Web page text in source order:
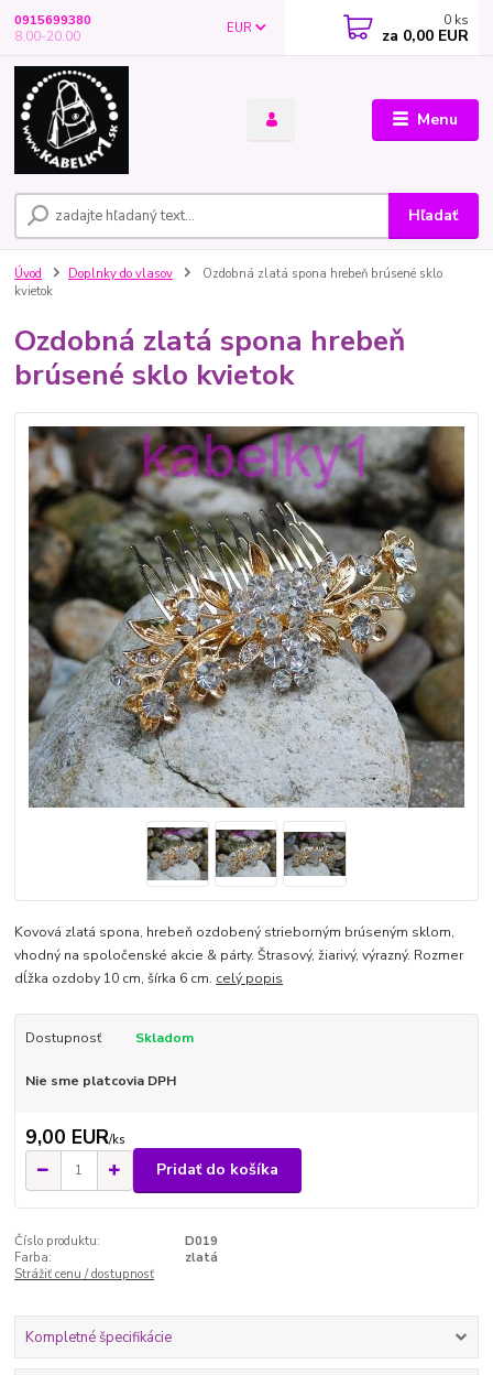
Menu
EUR
Hľadať
0915699380
8.00-20.00
0 ks
za 0,00 EUR
Úvod Doplnky do vlasov
Ozdobná zlatá spona hrebeň brúsené sklo
kvietok
Ozdobná zlatá spona hrebeň
brúsené sklo kvietok
Kovová zlatá spona, hrebeň ozdobený strieborným brúseným sklom,
vhodný na spoločenské akcie & párty. Štrasový, žiarivý, výrazný. Rozmer
dĺžka ozdoby 10 cm, šírka 6 cm. celý popis
Dostupnosť Skladom
Nie sme platcovia DPH
9,00 EUR/ks
Pridať do košíka
Číslo produktu:
D019
Farba:
zlatá
Strážiť cenu / dostupnosť
Kompletné špecifikácie